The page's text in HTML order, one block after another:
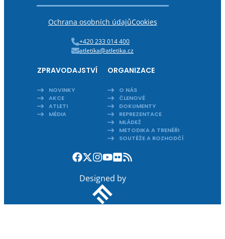
Ochrana osobních údajůCookies
+420 233 014 400
atletika@atletika.cz
ZPRAVODAJSTVÍ
NOVINKY
AKCE
ATLETI
MÉDIA
ORGANIZACE
O NÁS
ČLENOVÉ
DOKUMENTY
REPREZENTACE
MLÁDEŽ
METODIKA A TRENÉŘI
SOUTĚŽE A ROZHODČÍ
Designed by